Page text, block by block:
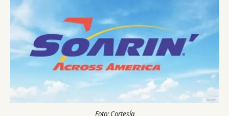
Foto: Cortesía